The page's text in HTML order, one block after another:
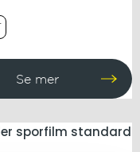
også med HUB
lar deg koble
produkter til Wifi
hvor som
helst.
sporfilm standard